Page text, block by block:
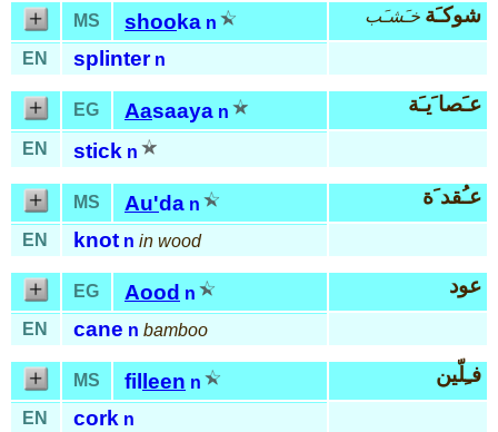
MS shoo ka n شوكـَة خـَشـَب
EN splinter n
EG Aasaaya n عـَصا َيـَة
EN stick n
MS Au'da n عـُقد َة
EN knot n in wood
EG Aood n عود
EN cane n bamboo
MS fil leen n فـِلّين
EN cork n